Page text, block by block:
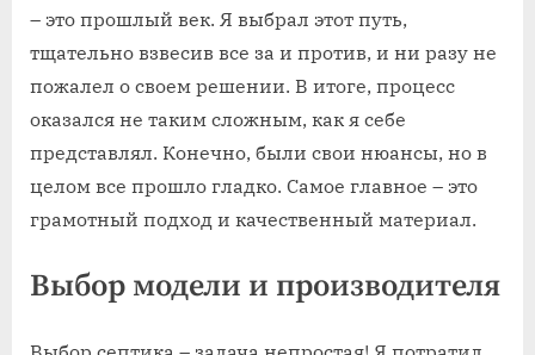
– это прошлый век. Я выбрал этот путь,
тщательно взвесив все за и против, и ни разу не
пожалел о своем решении. В итоге, процесс
оказался не таким сложным, как я себе
представлял. Конечно, были свои нюансы, но в
целом все прошло гладко. Самое главное – это
грамотный подход и качественный материал.
Выбор модели и производителя